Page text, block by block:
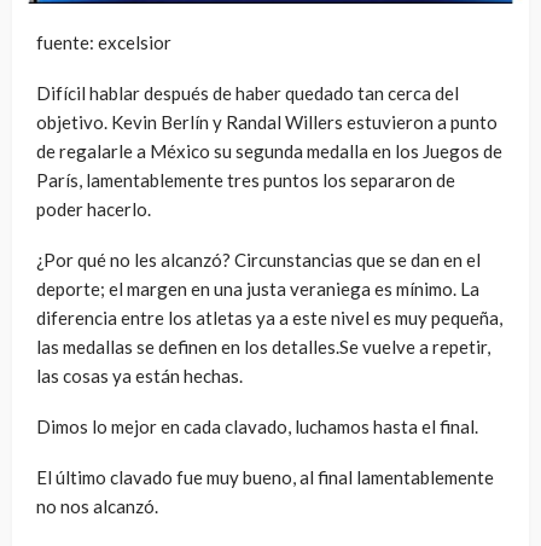
fuente: excelsior
Difícil hablar después de haber quedado tan cerca del
objetivo. Kevin Berlín y Randal Willers estuvieron a punto
de regalarle a México su segunda medalla en los Juegos de
París, lamentablemente tres puntos los separaron de
poder hacerlo.
¿Por qué no les alcanzó? Circunstancias que se dan en el
deporte; el margen en una justa veraniega es mínimo. La
diferencia entre los atletas ya a este nivel es muy pequeña,
las medallas se definen en los detalles.Se vuelve a repetir,
las cosas ya están hechas.
Dimos lo mejor en cada clavado, luchamos hasta el final.
El último clavado fue muy bueno, al final lamentablemente
no nos alcanzó.